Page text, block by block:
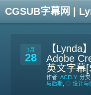
CGSUB字幕网 |
1月
28
【Lynda
Adobe
英文字幕
作者: ACELY. 分类:
与后期 ◇ 设计与